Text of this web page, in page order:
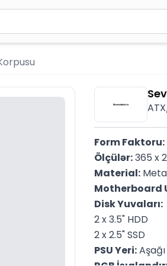
2 simvol yazın. Göndərmək üçün
Form Faktoru:
Ölçülər: 365 x
Material:
Motherboard
Disk Yuvaları:
2 x 3.5" HDD
2 x 2.5" SSD
PSU Yeri: Aşağı